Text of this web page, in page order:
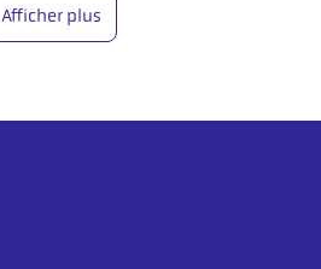
Afficher plus